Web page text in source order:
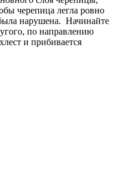
черепица легла ровно
нарушена. Начинайте
по направлению
и прибивается